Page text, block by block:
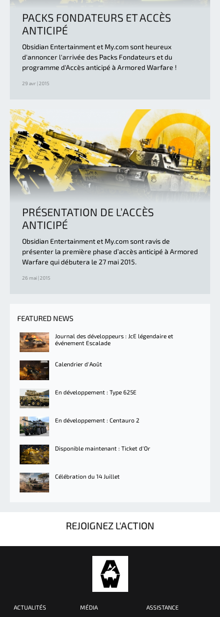
PACKS FONDATEURS ET ACCÈS
ANTICIPÉ
Obsidian Entertainment et My.com sont heureux
d'annoncer l'arrivée des Packs Fondateurs et du
programme d'Accès anticipé à Armored Warfare !
29 avr | 2015
PRÉSENTATION DE L’ACCÈS
ANTICIPÉ
Obsidian Entertainment et My.com sont ravis de
présenter la première phase d’accès anticipé à Armored
Warfare qui débutera le 27 mai 2015.
26 mai | 2015
FEATURED NEWS
Journal des développeurs : JcE légendaire et
événement Escalade
Calendrier d'Août
En développement : Type 625E
En développement : Centauro 2
Disponible maintenant : Ticket d'Or
Célébration du 14 Juillet
REJOIGNEZ L'ACTION
ACTUALITÉS MÉDIA ASSISTANCE